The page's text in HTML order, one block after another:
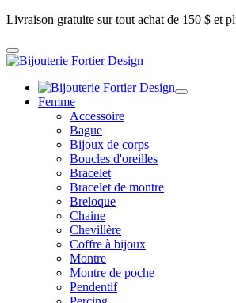
Livraison gratuite sur tout achat de 150 $ et
Femme
Accessoire
Bague
Bijoux de corps
Boucles d'oreilles
Bracelet
Bracelet de montre
Breloque
Chaine
Chevillère
Coffre à bijoux
Montre
Montre de poche
Pendentif